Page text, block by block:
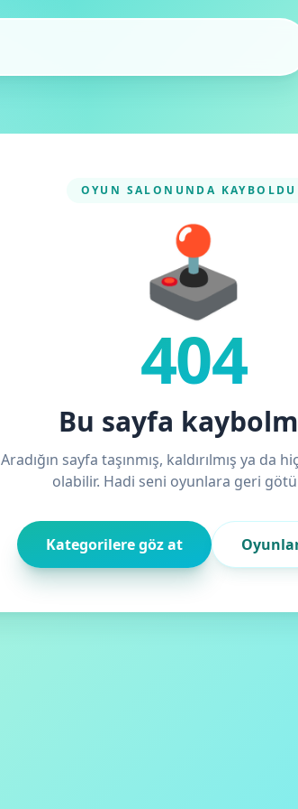
OYUN SALONUNDA
🕹️
404
Bu sayfa
Aradığın sayfa taşınmış, kaldırılmış ya da
olabilir. Hadi seni oyunlara geri
Kategorilere göz at